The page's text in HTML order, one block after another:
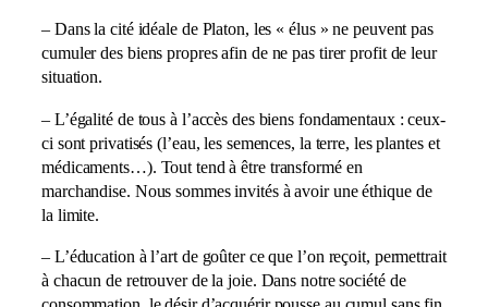
– Dans la cité idéale de Platon, les « élus » ne peuvent pas
cumuler des biens propres afin de ne pas tirer profit de leur
situation.
– L’égalité de tous à l’accès des biens fondamentaux : ceux-
ci sont privatisés (l’eau, les semences, la terre, les plantes et
médicaments…). Tout tend à être transformé en
marchandise. Nous sommes invités à avoir une éthique de
la limite.
– L’éducation à l’art de goûter ce que l’on reçoit, permettrait
à chacun de retrouver de la joie. Dans notre société de